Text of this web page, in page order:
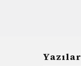
Yazılar